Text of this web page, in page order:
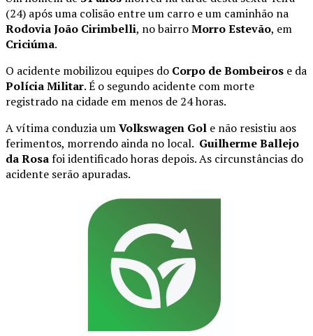
(24) após uma colisão entre um carro e um caminhão na
Rodovia João Cirimbelli, no bairroMorro Estevão, em
Criciúma.
O acidente mobilizou equipes do Corpo de Bombeiros e da
Polícia Militar. É o segundo acidente com morte
registrado na cidade em menos de 24 horas.
A vítima conduzia umVolkswagen Gol e não resistiu aos
ferimentos, morrendo ainda no local. Guilherme Ballejo
da Rosafoi identificado horas depois. As circunstâncias do
acidente serão apuradas.